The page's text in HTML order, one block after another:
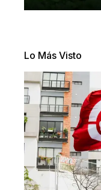
Lo Más Visto